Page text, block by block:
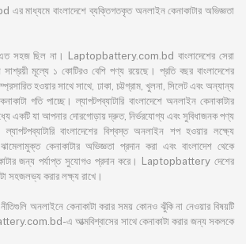
বাংলাদেশে ব্যক্তিগতকৃত অনলাইন কেনাকাটার অভিজ্ঞতা
এত সহজ ছিল না। Laptopbattery.com.bd বাংলাদেশের সেরা
মূল্যে ১ কোটিরও বেশি পণ্য রয়েছে। প্রতি বছর বাংলাদেশের
হওয়ার সাথে সাথে, ঢাকা, চট্টগ্রাম, খুলনা, সিলেট এবং অন্যান্য
গতি পাচ্ছে। ল্যাপটপব্যাটারি বাংলাদেশে অনলাইন কেনাকাটার
একটি যা আপনার দোরগোড়ায় দ্রুত, নির্ভরযোগ্য এবং সুবিধাজনক পণ্য
বাংলাদেশের বিশ্বস্ত অনলাইন শপ হওয়ার লক্ষ্যে
কেনাকাটার অভিজ্ঞতা প্রদান করা এবং বাংলাদেশ থেকে
জন্য পর্যাপ্ত সুযোগও প্রদান করে। Laptopbattery দেশের
সহজলভ্য করার লক্ষ্য রাখে।
অনলাইনে কেনাকাটা করার সময় কোনও ঝুঁকি না নেওয়ার বিষয়টি
এ আত্মবিশ্বাসের সাথে কেনাকাটা করার জন্য সকলকে